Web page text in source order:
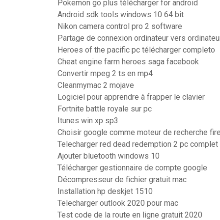
Pokemon go plus télécharger for android
Android sdk tools windows 10 64 bit
Nikon camera control pro 2 software
Partage de connexion ordinateur vers
Heroes of the pacific pc télécharger completo
Cheat engine farm heroes saga facebook
Convertir mpeg 2 ts en mp4
Cleanmymac 2 mojave
Logiciel pour apprendre à frapper le clavier
Fortnite battle royale sur pc
Itunes win xp sp3
Choisir google comme moteur de recherche
Telecharger red dead redemption 2 pc complet
Ajouter bluetooth windows 10
Télécharger gestionnaire de compte google
Décompresseur de fichier gratuit mac
Installation hp deskjet 1510
Telecharger outlook 2020 pour mac
Test code de la route en ligne gratuit 2020